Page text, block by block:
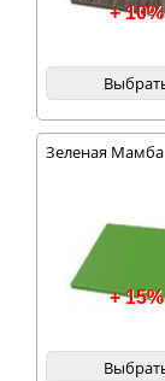
+ 10%
Зеленая Мамба
+ 15%